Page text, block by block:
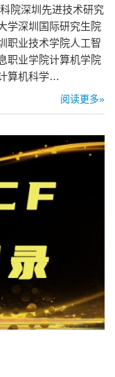
院深圳先进技术研究
学深圳国际研究生院
职业技术学院人工智
职业学院计算机学院
算机科学…
阅读更多»